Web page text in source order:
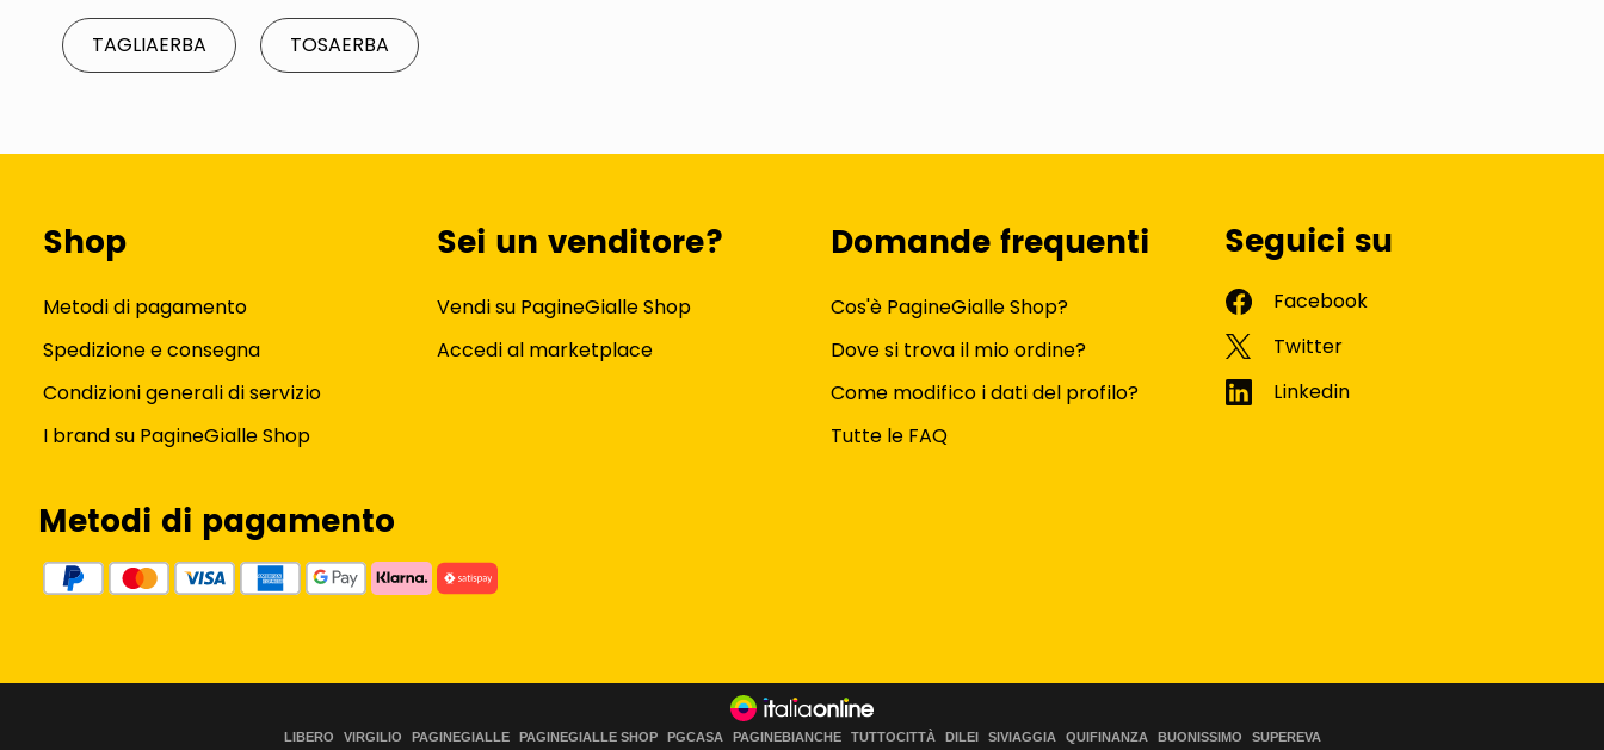
TAGLIAERBA TOSAERBA
Shop
Metodi di pagamento
Spedizione e consegna
Condizioni generali di servizio
I brand su PagineGialle Shop
Sei un venditore?
Vendi su PagineGialle Shop
Accedi al marketplace
Domande frequenti
Cos'è PagineGialle Shop?
Dove si trova il mio ordine?
Come modifico i dati del profilo?
Tutte le FAQ
Seguici su
Metodi di pagamento
LIBERO VIRGILIO PAGINEGIALLE PAGINEGIALLE SHOP PGCASA PAGINEBIANCHE TUTTOCITTÀ DILEI SIVIAGGIA QUIFINANZA BUONISSIMO SUPEREVA